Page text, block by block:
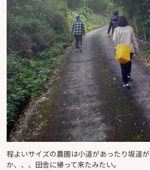
程よいサイズの農園は小道があったり坂道
か、、、田舎に帰って来たみたい。